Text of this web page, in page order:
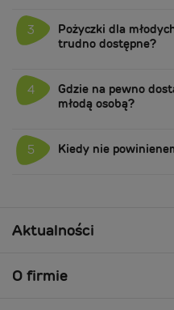
3
Pożyczki dla
trudno dostępne?
4
Gdzie na pewno
młodą osobą?
5 Kiedy nie
Aktualności
O firmie